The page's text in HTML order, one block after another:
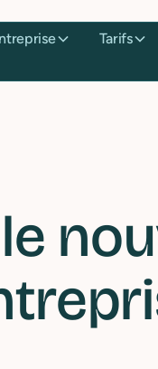
d'entreprise
Tarifs